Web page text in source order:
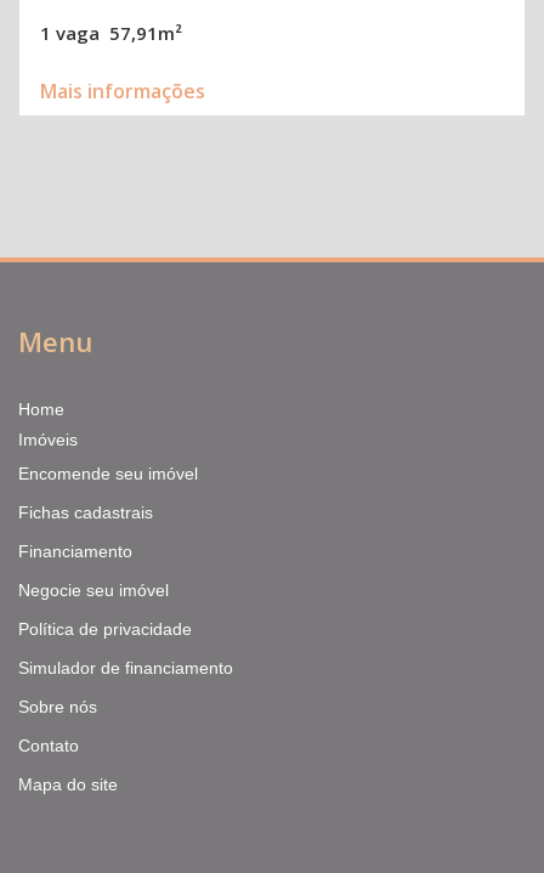
1 vaga 57,91m²
Mais informações
Menu
Home
Imóveis
Encomende seu imóvel
Fichas cadastrais
Financiamento
Negocie seu imóvel
Política de privacidade
Simulador de financiamento
Sobre nós
Contato
Mapa do site